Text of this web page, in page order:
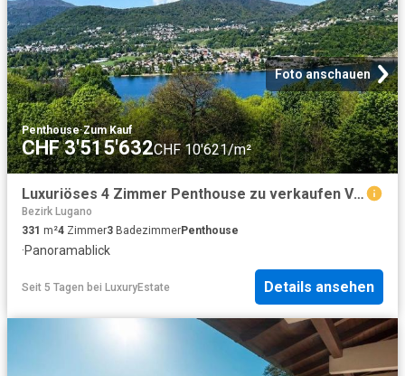
Foto anschauen
Penthouse·Zum Kauf
CHF 3'515'632CHF 10'621/m²
Luxuriöses 4 Zimmer Penthouse zu verkaufen Via Ceresio, Lugano, Kanton Tessin
Bezirk Lugano
331 m²4 Zimmer3 BadezimmerPenthouse
·Panoramablick
Seit 5 Tagen bei LuxuryEstate Details ansehen